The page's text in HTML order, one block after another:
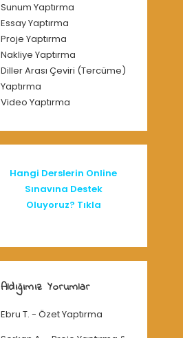
Sunum Yaptırma
Essay Yaptırma
Proje Yaptırma
Nakliye Yaptırma
Diller Arası Çeviri (Tercüme)
Yaptırma
Video Yaptırma
Hangi Derslerin Online
Sınavına Destek
Oluyoruz? Tıkla
Aldığımız Yorumlar
Ebru T. - Özet Yaptırma